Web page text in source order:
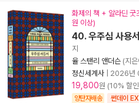
화제의 책 + 알라딘 굿
원 이상)
40. 우주심 사용서
지
율 스탠리 앤더슨 (지은
정신세계사
2026년
19,800원 (10% 할
양탄자배송 썬데이